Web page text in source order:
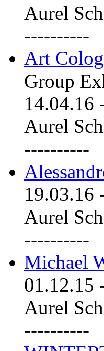
Aurel
----------
Art
Group
14.04.16
Aurel
----------
19.03.16
Aurel
----------
Michael
01.12.15
Aurel
----------